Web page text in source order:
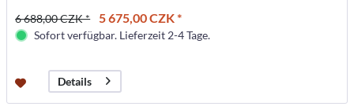
6 688,00 CZK * 5 675,00 CZK *
Sofort verfügbar. Lieferzeit 2-4 Tage.
Details